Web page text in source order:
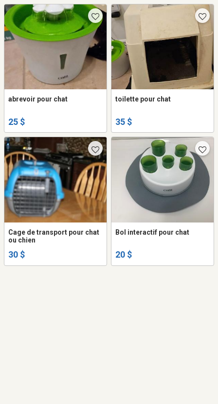
abrevoir pour chat
25 $
toilette pour chat
35 $
Cage de transport pour chat
ou chien
30 $
Bol interactif pour chat
20 $